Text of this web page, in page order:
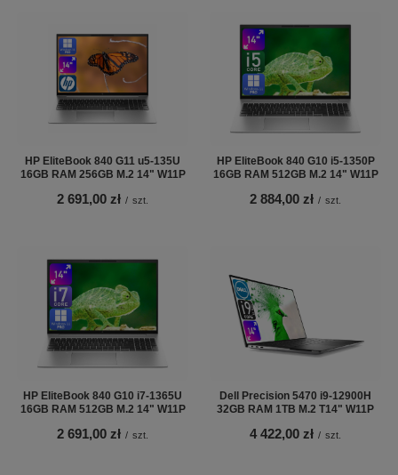
HP EliteBook 840 G11 u5-135U
16GB RAM 256GB M.2 14" W11P
2 691,00 zł / szt.
HP EliteBook 840 G10 i5-1350P
16GB RAM 512GB M.2 14" W11P
2 884,00 zł / szt.
HP EliteBook 840 G10 i7-1365U
16GB RAM 512GB M.2 14" W11P
2 691,00 zł / szt.
Dell Precision 5470 i9-12900H
32GB RAM 1TB M.2 T14" W11P
4 422,00 zł / szt.